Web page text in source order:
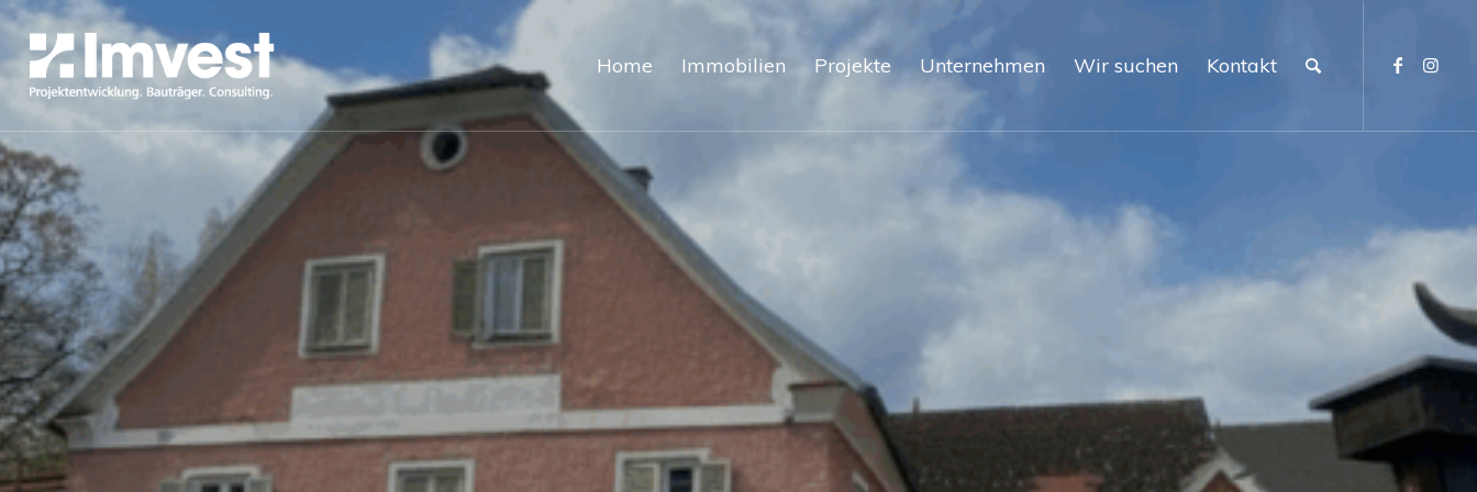
Home Immobilien Projekte Unternehmen Wir suchen Kontakt